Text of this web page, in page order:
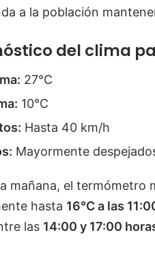
a la población
del clima
27°C
10°C
Hasta 40 km/h
Mayormente
mañana, el termómetro
hasta 16°C a las
las 14:00 y 17:00